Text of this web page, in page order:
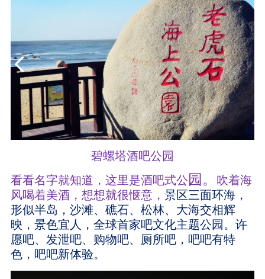
碧螺塔酒吧公园
看看名字就知道，这里是酒吧式公园。
吹着海
风喝着美酒，想想就很惬意， 景区三面环海，
形似半岛，沙滩、礁石、松林、大海交相辉
映，景色宜人，全球首家吧文化主题公园。许
愿吧、发泄吧、购物吧、厕所吧，吧吧有特
色，吧吧新体验。